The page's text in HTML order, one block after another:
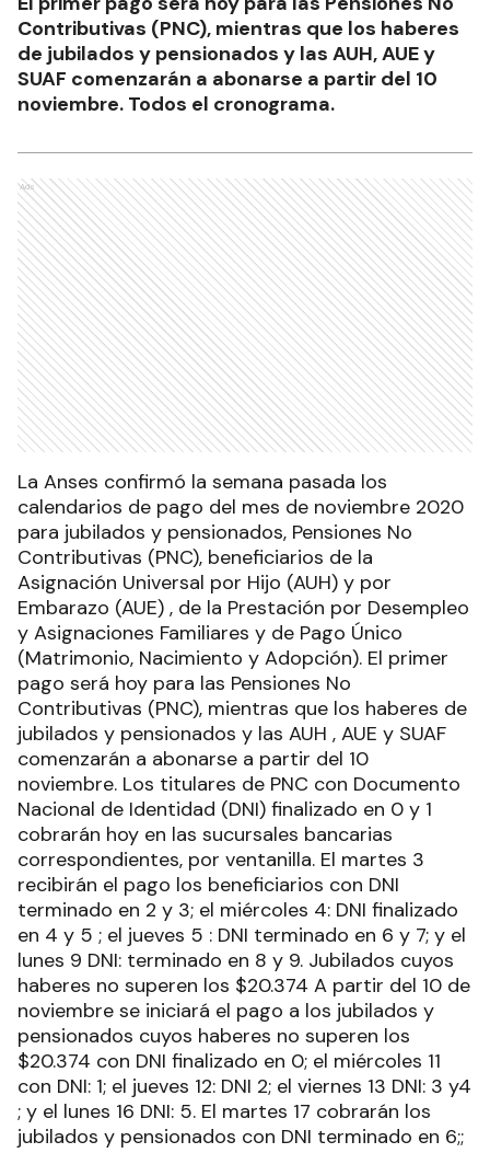
Contributivas (PNC), mientras que los haberes
de jubilados y pensionados y las AUH, AUE y
SUAF comenzarán a abonarse a partir del 10
noviembre. Todos el cronograma.
Ads
La Anses confirmó la semana pasada los
calendarios de pago del mes de noviembre 2020
para jubilados y pensionados, Pensiones No
Contributivas (PNC), beneficiarios de la
Asignación Universal por Hijo (AUH) y por
Embarazo (AUE) , de la Prestación por Desempleo
y Asignaciones Familiares y de Pago Único
(Matrimonio, Nacimiento y Adopción). El primer
pago será hoy para las Pensiones No
Contributivas (PNC), mientras que los haberes de
jubilados y pensionados y las AUH , AUE y SUAF
comenzarán a abonarse a partir del 10
noviembre. Los titulares de PNC con Documento
Nacional de Identidad (DNI) finalizado en 0 y 1
cobrarán hoy en las sucursales bancarias
correspondientes, por ventanilla. El martes 3
recibirán el pago los beneficiarios con DNI
terminado en 2 y 3; el miércoles 4: DNI finalizado
en 4 y 5 ; el jueves 5 : DNI terminado en 6 y 7; y el
lunes 9 DNI: terminado en 8 y 9. Jubilados cuyos
haberes no superen los $20.374 A partir del 10 de
noviembre se iniciará el pago a los jubilados y
pensionados cuyos haberes no superen los
$20.374 con DNI finalizado en 0; el miércoles 11
con DNI: 1; el jueves 12: DNI 2; el viernes 13 DNI: 3 y4
; y el lunes 16 DNI: 5. El martes 17 cobrarán los
jubilados y pensionados con DNI terminado en 6;;